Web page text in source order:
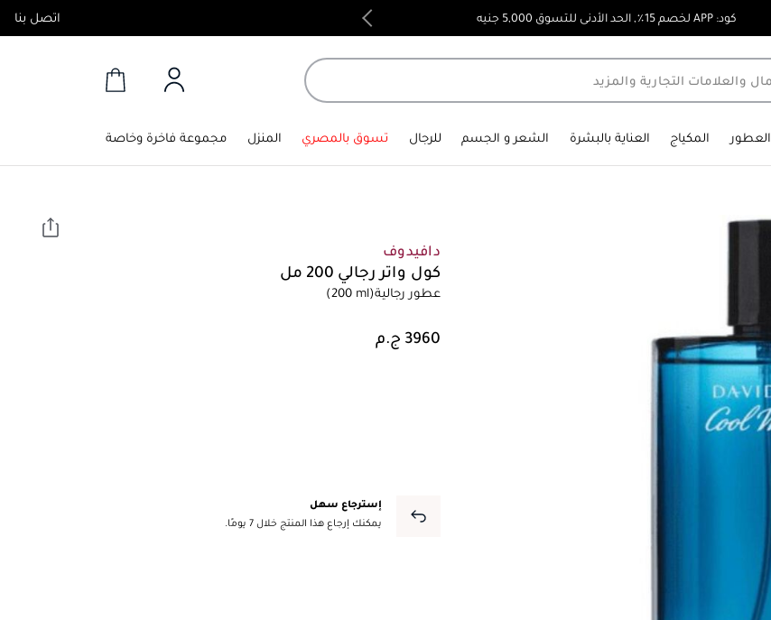
اتصل بنا كود: APP لخصم 15٪, الحد الأدنى للتسوق 5,000 جنيه
العطور المكياج العناية بالبشرة الشعر و الجسم للرجال تسوق بالمصري المنزل مجموعة فاخرة وخاصة
دافيدوف
كول واتر رجالي 200 مل
عطور رجالية(200 ml)
إسترجاع سهل
يمكنك إرجاع هذا المنتج خلال 7 يومًا.